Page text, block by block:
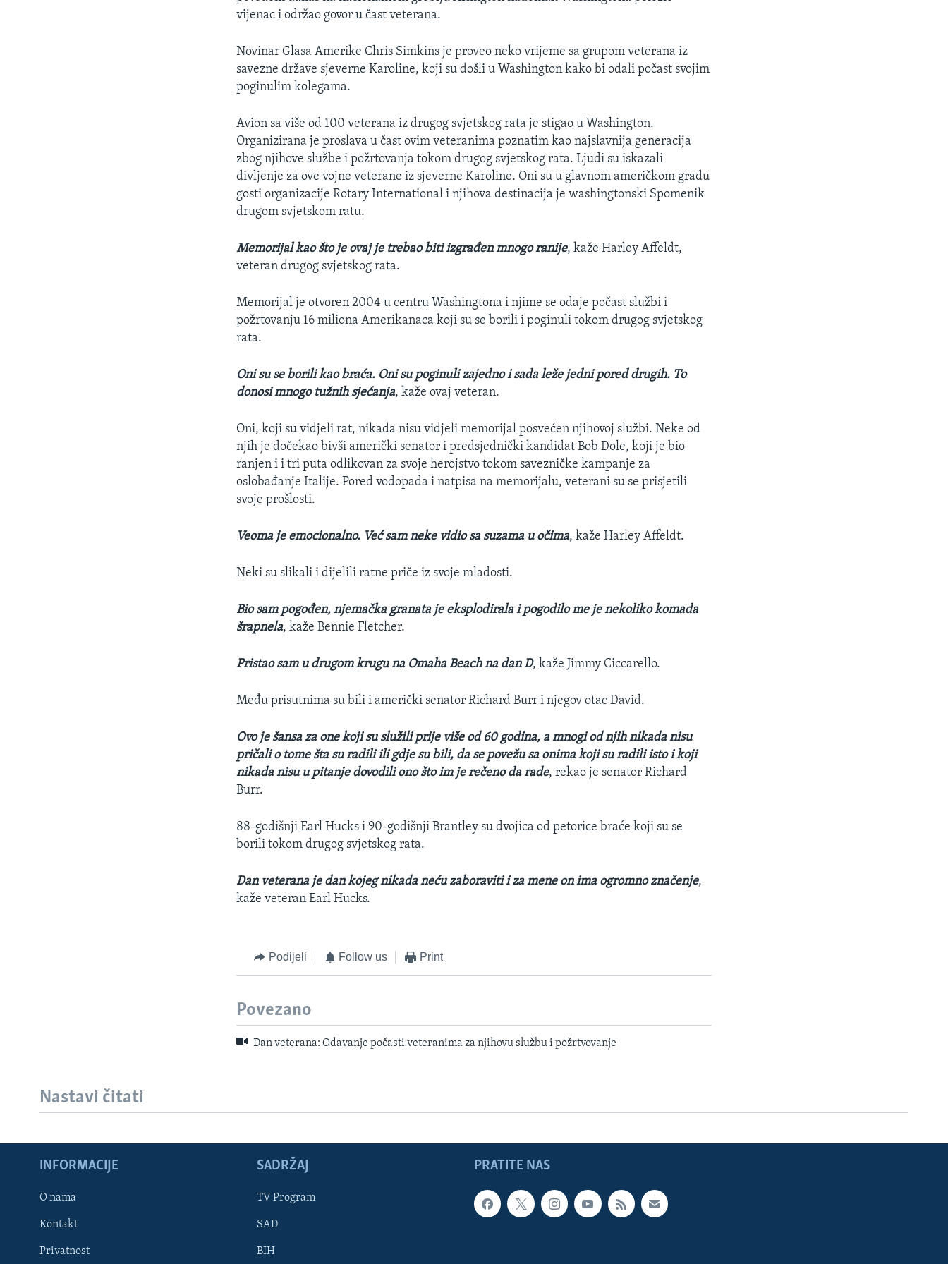
Learning English
vijenac i održao govor u čast veterana.
Novinar Glasa Amerike Chris Simkins je proveo neko vrijeme sa grupom veterana iz
savezne države sjeverne Karoline, koji su došli u Washington kako bi odali počast svojim
poginulim kolegama.
Avion sa više od 100 veterana iz drugog svjetskog rata je stigao u Washington.
Organizirana je proslava u čast ovim veteranima poznatim kao najslavnija generacija
zbog njihove službe i požrtovanja tokom drugog svjetskog rata. Ljudi su iskazali
divljenje za ove vojne veterane iz sjeverne Karoline. Oni su u glavnom američkom gradu
gosti organizacije Rotary International i njihova destinacija je washingtonski Spomenik
drugom svjetskom ratu.
Memorijal kao što je ovaj je trebao biti izgrađen mnogo ranije, kaže Harley Affeldt,
veteran drugog svjetskog rata.
Memorijal je otvoren 2004 u centru Washingtona i njime se odaje počast službi i
požrtovanju 16 miliona Amerikanaca koji su se borili i poginuli tokom drugog svjetskog
rata.
Oni su se borili kao braća. Oni su poginuli zajedno i sada leže jedni pored drugih. To
donosi mnogo tužnih sjećanja, kaže ovaj veteran.
Oni, koji su vidjeli rat, nikada nisu vidjeli memorijal posvećen njihovoj službi. Neke od
njih je dočekao bivši američki senator i predsjednički kandidat Bob Dole, koji je bio
ranjen i i tri puta odlikovan za svoje herojstvo tokom savezničke kampanje za
oslobađanje Italije. Pored vodopada i natpisa na memorijalu, veterani su se prisjetili
svoje prošlosti.
Veoma je emocionalno. Već sam neke vidio sa suzama u očima, kaže Harley Affeldt.
Neki su slikali i dijelili ratne priče iz svoje mladosti.
Bio sam pogođen, njemačka granata je eksplodirala i pogodilo me je nekoliko komada
šrapnela, kaže Bennie Fletcher.
Pristao sam u drugom krugu na Omaha Beach na dan D, kaže Jimmy Ciccarello.
Među prisutnima su bili i američki senator Richard Burr i njegov otac David.
Ovo je šansa za one koji su služili prije više od 60 godina, a mnogi od njih nikada nisu
pričali o tome šta su radili ili gdje su bili, da se povežu sa onima koji su radili isto i koji
nikada nisu u pitanje dovodili ono što im je rečeno da rade, rekao je senator Richard
Burr.
88-godišnji Earl Hucks i 90-godišnji Brantley su dvojica od petorice braće koji su se
borili tokom drugog svjetskog rata.
Dan veterana je dan kojeg nikada neću zaboraviti i za mene on ima ogromno značenje,
kaže veteran Earl Hucks.
Podijeli Follow us Print
Povezano
Dan veterana: Odavanje počasti veteranima za njihovu službu i požrtvovanje
Nastavi čitati
PRATITE NAS
INFORMACIJE
O nama
Kontakt
Privatnost
SADRŽAJ
TV Program
SAD
BIH